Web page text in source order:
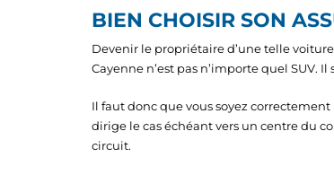
BIEN CHOISIR SON
Devenir le propriétaire d’une telle
Cayenne n’est pas n’importe quel
Il faut donc que vous soyez
dirige le cas échéant vers un centre du
circuit.